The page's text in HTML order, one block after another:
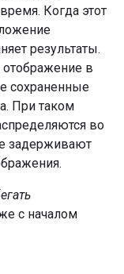
Когда этот
результаты.
в
сохраненные
При таком
во
задерживают
с началом